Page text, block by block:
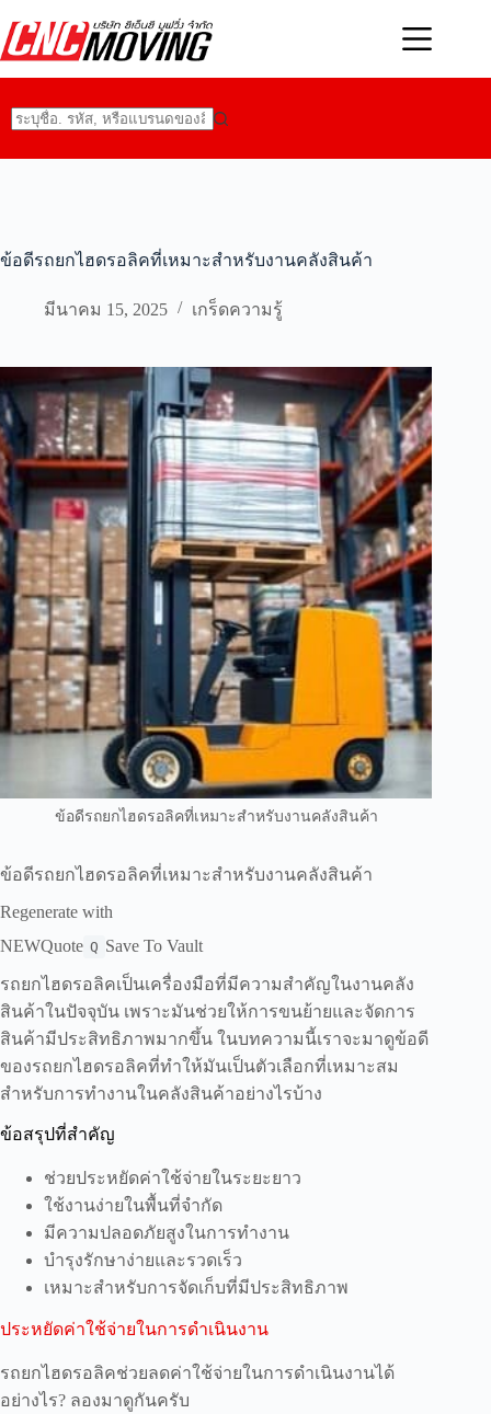
to
content
results
ข้อดีรถยกไฮดรอลิคที่เหมาะสำหรับงานคลังสินค้า
มีนาคม 15, 2025 เกร็ดความรู้
ข้อดีรถยกไฮดรอลิคที่เหมาะสำหรับงานคลังสินค้า
ข้อดีรถยกไฮดรอลิคที่เหมาะสำหรับงานคลังสินค้า
Regenerate with
NEWQuote Q Save To Vault
รถยกไฮดรอลิคเป็นเครื่องมือที่มีความสำคัญในงานคลัง
สินค้าในปัจจุบัน เพราะมันช่วยให้การขนย้ายและจัดการ
สินค้ามีประสิทธิภาพมากขึ้น ในบทความนี้เราจะมาดูข้อดี
ของรถยกไฮดรอลิคที่ทำให้มันเป็นตัวเลือกที่เหมาะสม
สำหรับการทำงานในคลังสินค้าอย่างไรบ้าง
ข้อสรุปที่สำคัญ
ช่วยประหยัดค่าใช้จ่ายในระยะยาว
ใช้งานง่ายในพื้นที่จำกัด
มีความปลอดภัยสูงในการทำงาน
บำรุงรักษาง่ายและรวดเร็ว
เหมาะสำหรับการจัดเก็บที่มีประสิทธิภาพ
ประหยัดค่าใช้จ่ายในการดำเนินงาน
รถยกไฮดรอลิคช่วยลดค่าใช้จ่ายในการดำเนินงานได้
อย่างไร? ลองมาดูกันครับ